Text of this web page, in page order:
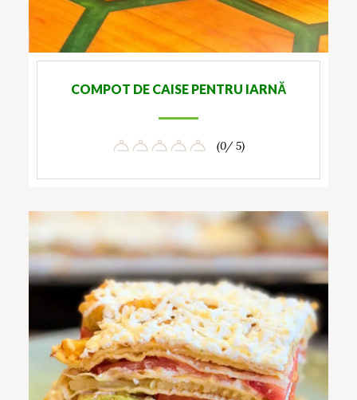
COMPOT DE CAISE PENTRU IARNĂ
(0/ 5)